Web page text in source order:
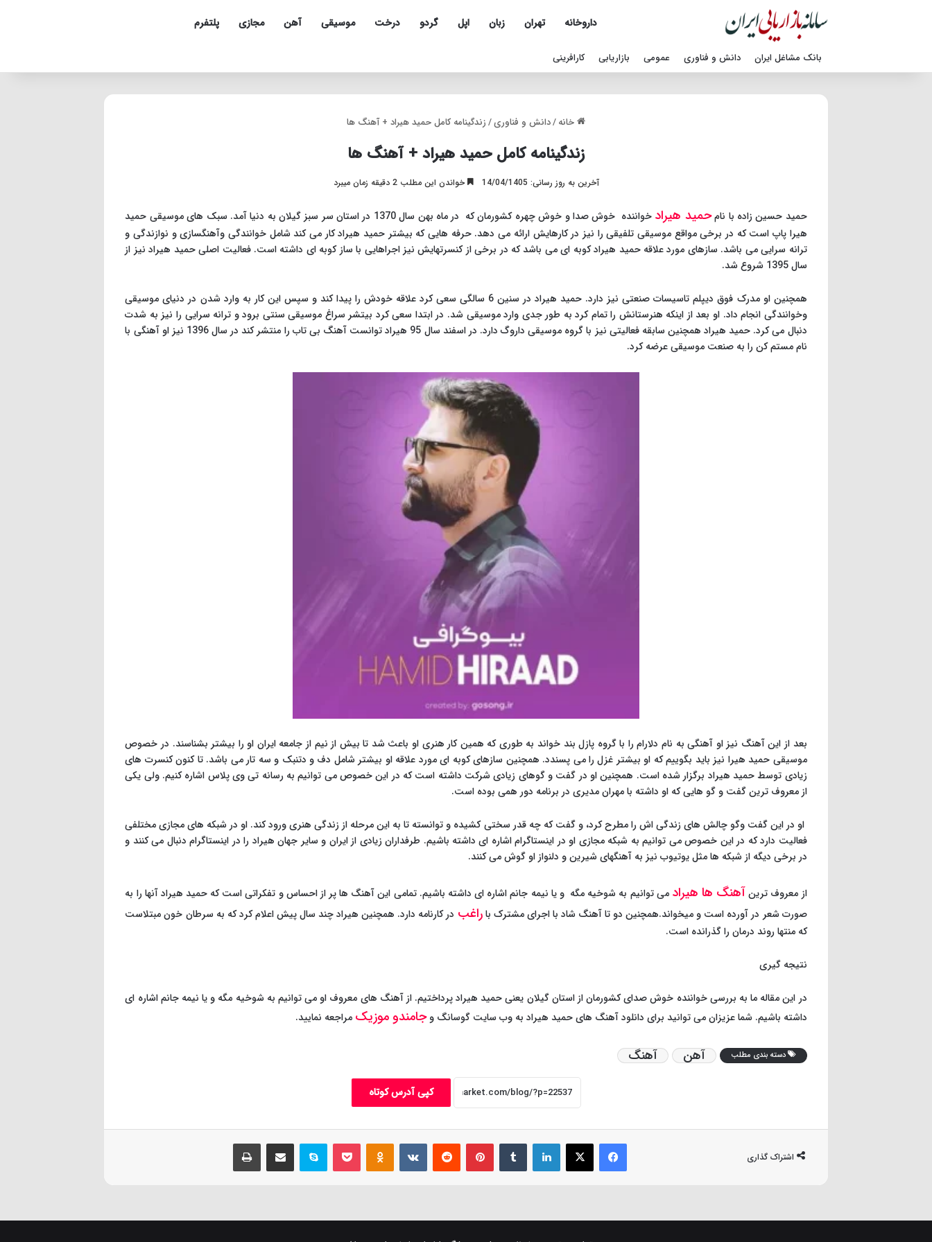
داروخانه تهران زبان اپل گردو درخت موسیقی آهن مجازی پلتفرم
بانک مشاغل ایران دانش و فناوری عمومی بازاریابی کارافرینی
خانه/دانش و فناوری/زندگینامه کامل حمید هیراد + آهنگ ها
زندگینامه کامل حمید هیراد + آهنگ ها
آخرین به روز رسانی: 14/04/1405 خواندن این مطلب 2 دقیقه زمان میبرد
حمید حسین زاده با نامحمید هیراد
خواننده خوش صدا و خوش چهره کشورمان که در ماه بهن سال 1370 در استان سر سبز گیلان به دنیا آمد. سبک های موسیقی حمید
هیرا پاپ است که در برخی مواقع موسیقی تلفیقی را نیز در کارهایش ارائه می دهد. حرفه هایی که بیشتر حمید هیراد کار می کند شامل خوانندگی وآهنگسازی و نوازندگی و
ترانه سرایی می باشد. سازهای مورد علاقه حمید هیراد کوبه ای می باشد که در برخی از کنسرتهایش نیز اجراهایی با ساز کوبه ای داشته است. فعالیت اصلی حمید هیراد نیز از
سال 1395 شروع شد.
همچنین او مدرک فوق دیپلم تاسیسات صنعتی نیز دارد. حمید هیراد در سنین 6 سالگی سعی کرد علاقه خودش را پیدا کند و سپس این کار به وارد شدن در دنیای موسیقی
وخوانندگی انجام داد. او بعد از اینکه هنرستانش را تمام کرد به طور جدی وارد موسیقی شد. در ابتدا سعی کرد بیتشر سراغ موسیقی سنتی برود و ترانه سرایی را نیز به شدت
دنبال می کرد. حمید هیراد همچنین سابقه فعالیتی نیز با گروه موسیقی داروگ دارد. در اسفند سال 95 هیراد توانست آهنگ بی تاب را منتشر کند در سال 1396 نیز او آهنگی با
نام مستم کن را به صنعت موسیقی عرضه کرد.
بعد از این آهنگ نیز او آهنگی به نام دلارام را با گروه پازل بند خواند به طوری که همین کار هنری او باعث شد تا بیش از نیم از جامعه ایران او را بیشتر بشناسند. در خصوص
موسیقی حمید هیرا نیز باید بگوییم که او بیشتر غزل را می پسندد. همچنین سازهای کوبه ای مورد علاقه او بیشتر شامل دف و دتنبک و سه تار می باشد. تا کنون کنسرت های
زیادی توسط حمید هیراد برگزار شده است. همچنین او در گفت و گوهای زیادی شرکت داشته است که در این خصوص می توانیم به رسانه تی وی پلاس اشاره کنیم. ولی یکی
از معروف ترین گفت و گو هایی که او داشته با مهران مدیری در برنامه دور همی بوده است.
او در این گفت وگو چالش های زندگی اش را مطرح کرد، و گفت که چه قدر سختی کشیده و توانسته تا به این مرحله از زندگی هنری ورود کند. او در شبکه های مجازی مختلفی
فعالیت دارد که در این خصوص می توانیم به شبکه مجازی او در اینستاگرام اشاره ای داشته باشیم. طرفداران زیادی از ایران و سایر جهان هیراد را در اینستاگرام دنبال می کنند و
در برخی دیگه از شبکه ها مثل یوتیوب نیز به آهنگهای شیرین و دلنواز او گوش می کنند.
از معروف ترینآهنگ ها هیراد می توانیم به شوخیه مگه و یا نیمه جانم اشاره ای داشته باشیم. تمامی این آهنگ ها پر از احساس و تفکراتی است که حمید هیراد آنها را به
صورت شعر در آورده است و میخواند.همچنین دو تا آهنگ شاد با اجرای مشترک باراغب در کارنامه دارد. همچنین هیراد چند سال پیش اعلام کرد که به سرطان خون مبتلاست
که منتها روند درمان را گذرانده است.
نتیجه گیری
در این مقاله ما به بررسی خواننده خوش صدای کشورمان از استان گیلان یعنی حمید هیراد پرداختیم. از آهنگ های معروف او می توانیم به شوخیه مگه و یا نیمه جانم اشاره ای
داشته باشیم. شما عزیزان می توانید برای دانلود آهنگ های حمید هیراد به وب سایت گوسانگ وجامندو موزیک مراجعه نمایید.
دسته بندی مطلب آهن آهنگ
کپی آدرس کوتاه
اشتراک گذاری
فیس بوک X لینکدین ‫تامبلر ‫پین‌ترست‫رددیت ‫VKontakte
‫Odnoklassniki
پاکت اسکایپ اشتراک گذاری از طریق ایمیل چاپ